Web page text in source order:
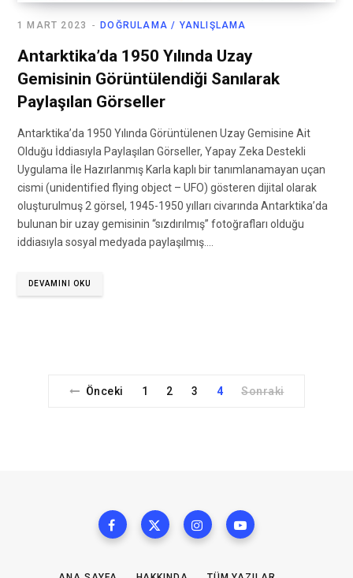
DOĞRULAMA / YANLIŞLAMA
1 MART 2023
Antarktika’da 1950 Yılında Uzay
Gemisinin Görüntülendiği Sanılarak
Paylaşılan Görseller
Antarktika’da 1950 Yılında Görüntülenen Uzay Gemisine Ait
Olduğu İddiasıyla Paylaşılan Görseller, Yapay Zeka Destekli
Uygulama İle Hazırlanmış Karla kaplı bir tanımlanamayan uçan
cismi (unidentified flying object – UFO) gösteren dijital olarak
oluşturulmuş 2 görsel, 1945-1950 yılları civarında Antarktika’da
bulunan bir uzay gemisinin “sızdırılmış” fotoğrafları olduğu
iddiasıyla sosyal medyada paylaşılmış.…
DEVAMINI OKU
Önceki 1 2 3 4 Sonraki